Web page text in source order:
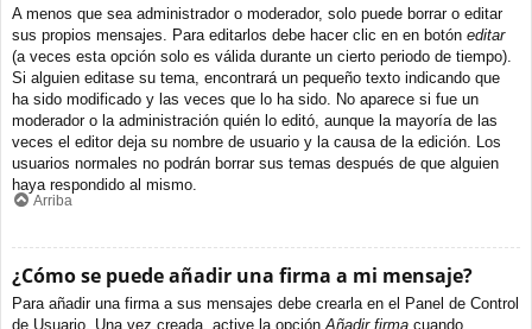
A menos que sea administrador o moderador, solo puede borrar o editar
sus propios mensajes. Para editarlos debe hacer clic en en botón editar
(a veces esta opción solo es válida durante un cierto periodo de tiempo).
Si alguien editase su tema, encontrará un pequeño texto indicando que
ha sido modificado y las veces que lo ha sido. No aparece si fue un
moderador o la administración quién lo editó, aunque la mayoría de las
veces el editor deja su nombre de usuario y la causa de la edición. Los
usuarios normales no podrán borrar sus temas después de que alguien
haya respondido al mismo.
Arriba
¿Cómo se puede añadir una firma a mi mensaje?
Para añadir una firma a sus mensajes debe crearla en el Panel de Control
de Usuario. Una vez creada, active la opciónAñadir firma cuando